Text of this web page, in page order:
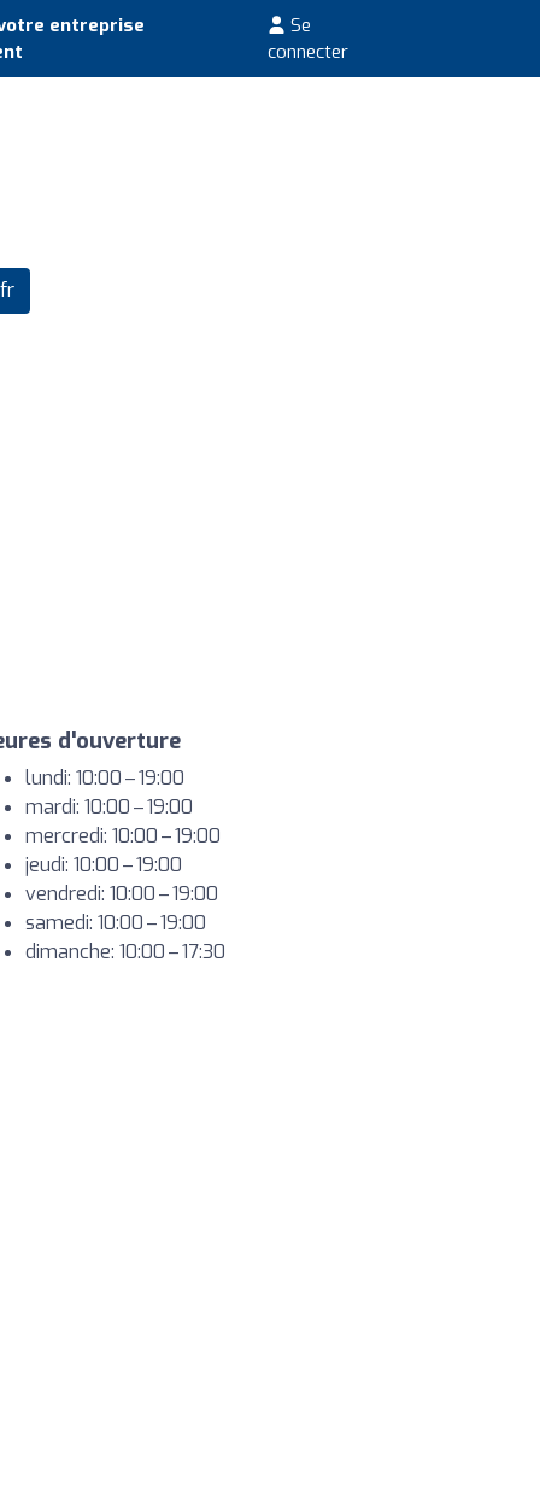
entreprise
Se
connecter
d'ouverture
lundi: 10:00 – 19:00
mardi: 10:00 – 19:00
mercredi: 10:00 – 19:00
jeudi: 10:00 – 19:00
vendredi: 10:00 – 19:00
samedi: 10:00 – 19:00
dimanche: 10:00 – 17:30